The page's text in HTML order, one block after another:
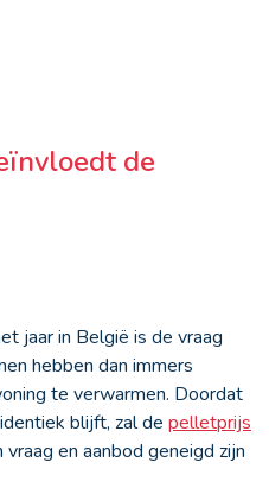
de
jaar in België is de vraag
hebben dan immers
te verwarmen. Doordat
blijft, zal de pelletprijs
en aanbod geneigd zijn